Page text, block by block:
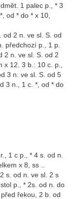
1 palec p., * 3
od * do * x 10,
od 2 n. ve sl. S. od
předchozí p., 1 p.
2 n. ve sl. S. od 2
12. 3 b.: 10 c. p.,
3 n. ve sl. S. od 5
3 n., 1 c. *, od * do
1 c p., * 4 s. od n.
x 8, ss ..
s. od n. ve sl. 2 s
p., * 2s. od n. do
řekou, 2 b. od